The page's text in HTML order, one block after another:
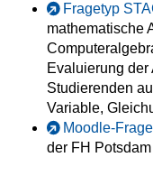
Fragetyp
mathematische
Evaluierung der
Studierenden
Variable,
Moodle-
der FH Potsdam